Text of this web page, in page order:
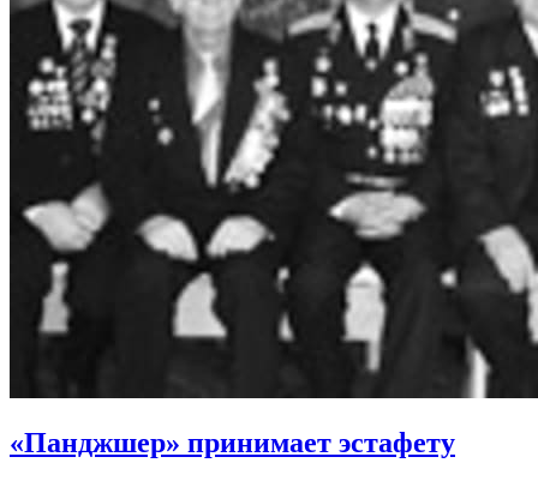
«Панджшер» принимает эстафету